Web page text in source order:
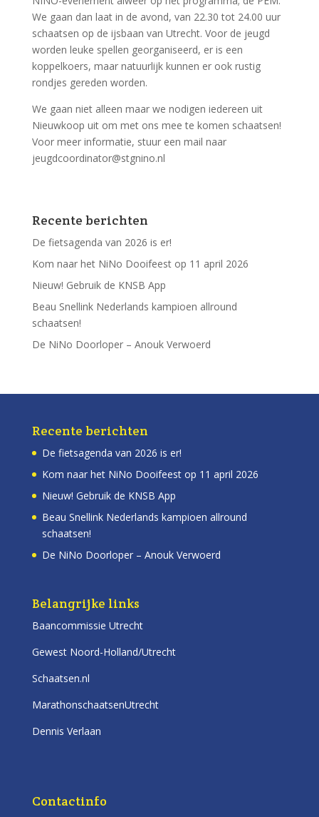
We gaan dan laat in de avond, van 22.30 tot 24.00 uur
schaatsen op de ijsbaan van Utrecht. Voor de jeugd
worden leuke spellen georganiseerd, er is een
koppelkoers, maar natuurlijk kunnen er ook rustig
rondjes gereden worden.
We gaan niet alleen maar we nodigen iedereen uit
Nieuwkoop uit om met ons mee te komen schaatsen!
Voor meer informatie, stuur een mail naar
jeugdcoordinator@stgnino.nl
Recente berichten
De fietsagenda van 2026 is er!
Kom naar het NiNo Dooifeest op 11 april 2026
Nieuw! Gebruik de KNSB App
Beau Snellink Nederlands kampioen allround
schaatsen!
De NiNo Doorloper – Anouk Verwoerd
Recente berichten
De fietsagenda van 2026 is er!
Kom naar het NiNo Dooifeest op 11 april 2026
Nieuw! Gebruik de KNSB App
Beau Snellink Nederlands kampioen allround
schaatsen!
De NiNo Doorloper – Anouk Verwoerd
Belangrijke links
Baancommissie Utrecht
Gewest Noord-Holland/Utrecht
Schaatsen.nl
MarathonschaatsenUtrecht
Dennis Verlaan
Contactinfo